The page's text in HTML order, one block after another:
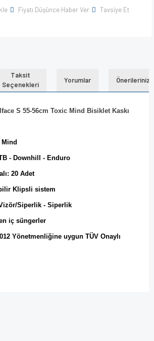
Fiyatı Düşünce Haber Ver Tavsiye Et
Taksit
Seçenekleri
Yorumlar Önerileriniz
S 55-56cm Toxic Mind Bisiklet Kaskı
- Downhill - Enduro
20 Adet
Klipsli sistem
Siperlik - Siperlik
iç süngerler
Yönetmenliğine uygun TÜV Onaylı